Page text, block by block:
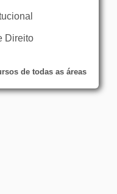
Direito
de todas as áreas